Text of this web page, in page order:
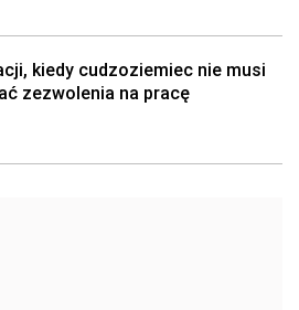
kiedy cudzoziemiec nie musi
zezwolenia na pracę